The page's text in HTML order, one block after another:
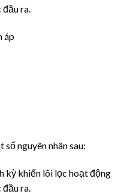
ra.
áp
nguyên nhân sau:
kỳ khiến lõi lọc hoạt động
ra.